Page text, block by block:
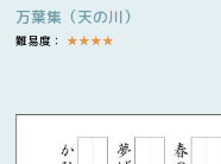
万葉集（天の川）
難易度： ★★★★